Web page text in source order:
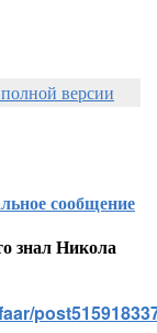
версии
сообщение
знал Никола